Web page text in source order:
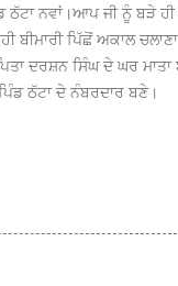
ਠੱਟਾ ਨਵਾਂ।ਆਪ ਜੀ ਨੂੰ ਬੜੇ ਹੀ
ਬੀਮਾਰੀ ਪਿੱਛੋਂ ਅਕਾਲ
ਦਰਸ਼ਨ ਸਿੰਘ ਦੇ ਘਰ
ਠੱਟਾ ਦੇ ਨੰਬਰਦਾਰ ਬਣੇ।